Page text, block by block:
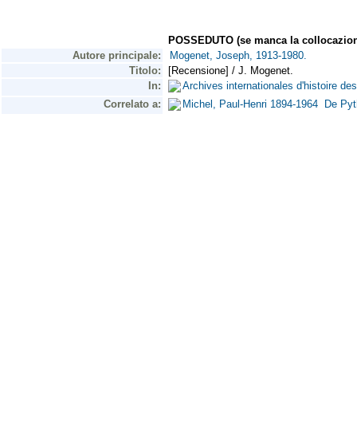
POSSEDUTO (se manca la
Autore principale:
Mogenet, Joseph, 1913-1980.
Titolo:
[Recensione] / J. Mogenet.
In:
Archives internationales d'histoire
Correlato a:
Michel, Paul-Henri 1894-1964 De